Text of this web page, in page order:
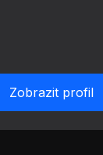
Zobrazit profil